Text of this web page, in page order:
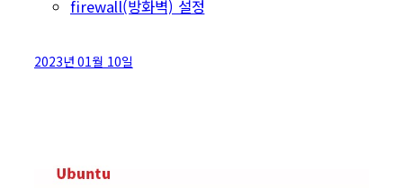
firewall(방화벽) 설정
2023년 01월 10일